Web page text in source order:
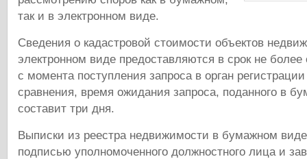
так и в электронном виде.
Сведения о кадастровой стоимости объектов
электронном виде предоставляются в срок не более
с момента поступления запроса в орган
сравнения, время ожидания запроса, поданного в
составит три дня.
Выписки из реестра недвижимости в бумажном
подписью уполномоченного должностного лица и